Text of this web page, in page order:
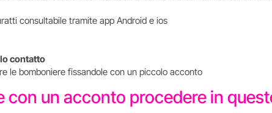
consultabile tramite app Android e ios
contatto
le bomboniere fissandole con un piccolo acconto
con un acconto procedere in